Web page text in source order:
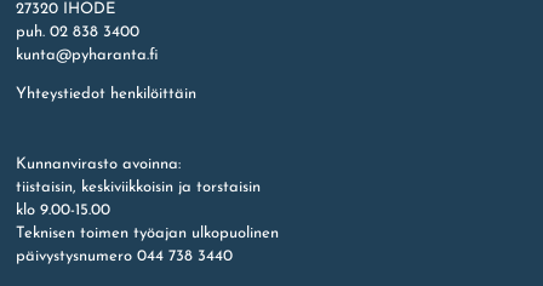
27320 IHODE
puh. 02 838 3400
kunta@pyharanta.fi
Yhteystiedot henkilöittäin
Kunnanvirasto avoinna:
tiistaisin, keskiviikkoisin ja torstaisin
klo 9.00-15.00
Teknisen toimen työajan ulkopuolinen
päivystysnumero 044 738 3440